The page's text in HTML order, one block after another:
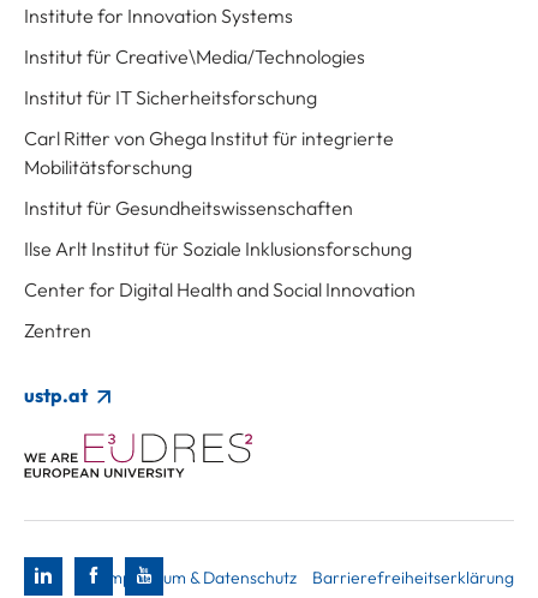
Institute for Innovation Systems
Institut für Creative\Media/Technologies
Institut für IT Sicherheitsforschung
Carl Ritter von Ghega Institut für integrierte
Mobilitätsforschung
Institut für Gesundheitswissenschaften
Ilse Arlt Institut für Soziale Inklusionsforschung
Center for Digital Health and Social Innovation
Zentren
ustp.at
Impressum & Datenschutz Barrierefreiheitserklärung